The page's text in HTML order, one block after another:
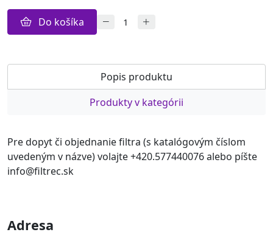
Do košíka
Popis produktu
Produkty v kategórii
Pre dopyt či objednanie filtra (s katalógovým číslom
uvedeným v názve) volajte +420.577440076 alebo píšte
info@filtrec.sk
Adresa